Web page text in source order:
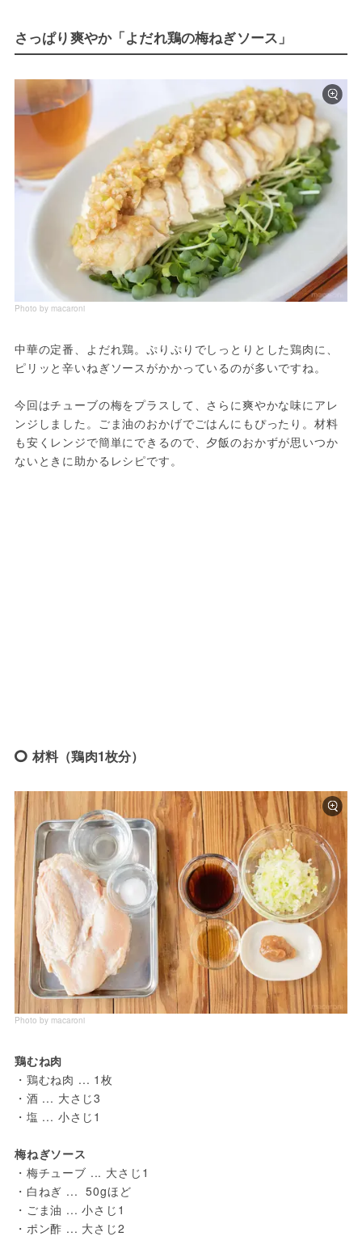
さっぱり爽やか「よだれ鶏の梅ねぎソース」
Photo by macaroni
中華の定番、よだれ鶏。ぷりぷりでしっとりとした鶏肉に、
ピリッと辛いねぎソースがかかっているのが多いですね。
今回はチューブの梅をプラスして、さらに爽やかな味にアレ
ンジしました。ごま油のおかげでごはんにもぴったり。材料
も安くレンジで簡単にできるので、夕飯のおかずが思いつか
ないときに助かるレシピです。
材料（鶏肉1枚分）
Photo by macaroni
鶏むね肉
・鶏むね肉 ... 1枚
・酒 ... 大さじ3
・塩 ... 小さじ1
梅ねぎソース
・梅チューブ ... 大さじ1
・白ねぎ ...  50gほど
・ごま油 ... 小さじ1
・ポン酢 ... 大さじ2